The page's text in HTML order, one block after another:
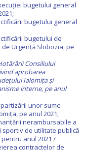
bugetului general
bugetului general
bugetului de
Urgență Slobozia, pe
Consiliului
aprobarea
Ialomiţa şi
interne, pe anul
unor sume
pe anul 2021;
nerambursabile a
de utilitate publică
anul 2021 /
contractelor de